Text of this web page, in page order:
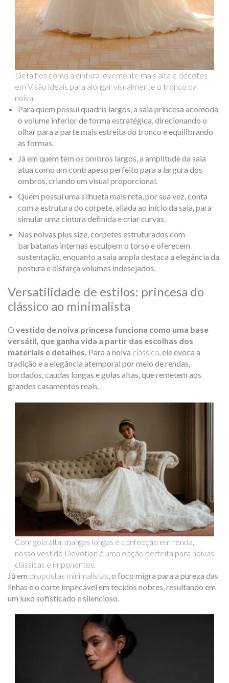
Detalhes como a cintura levemente mais alta e decotes
em V são ideais para alongar visualmente o tronco da
noiva.
Para quem possui quadris largos, a saia princesa acomoda
o volume inferior de forma estratégica, direcionando o
olhar para a parte mais estreita do tronco e equilibrando
as formas.
Já em quem tem os ombros largos, a amplitude da saia
atua como um contrapeso perfeito para a largura dos
ombros, criando um visual proporcional.
Quem possui uma silhueta mais reta, por sua vez, conta
com a estrutura do corpete, aliada ao início da saia, para
simular uma cintura definida e criar curvas.
Nas noivas plus size,corpetes estruturados com
barbatanas internas esculpem o torso e oferecem
sustentação, enquanto a saia ampla destaca a elegância da
postura e disfarça volumes indesejados.
Versatilidade de estilos: princesa do
clássico ao minimalista
O vestido de noiva princesa funciona como uma base
versátil, que ganha vida a partir das escolhas dos
materiais e detalhes. Para a noiva clássica, ele evoca a
tradição e a elegância atemporal por meio de rendas,
bordados, caudas longas e golas altas, que remetem aos
grandes casamentos reais.
Com gola alta, mangas longas e confecção em renda,
nosso vestido Devotion é uma opção perfeita para noivas
clássicas e imponentes.
Já em propostas minimalistas , o foco migra para a pureza das
linhas e o corte impecável em tecidos nobres, resultando em
um luxo sofisticado e silencioso.